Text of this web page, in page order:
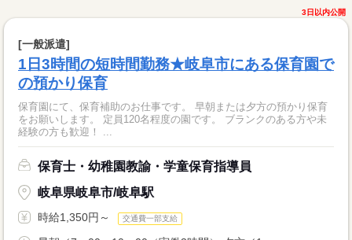
3日以内公開
[一般派遣]
1日3時間の短時間勤務★岐阜市にある保育園で
の預かり保育
保育園にて、保育補助のお仕事です。 早朝または夕方の預かり保育
をお願いします。 定員120名程度の園です。 ブランクのある方や未
経験の方も歓迎！ ...
保育士・幼稚園教諭・学童保育指導員
岐阜県岐阜市/岐阜駅
時給1,350円～ 交通費一部支給